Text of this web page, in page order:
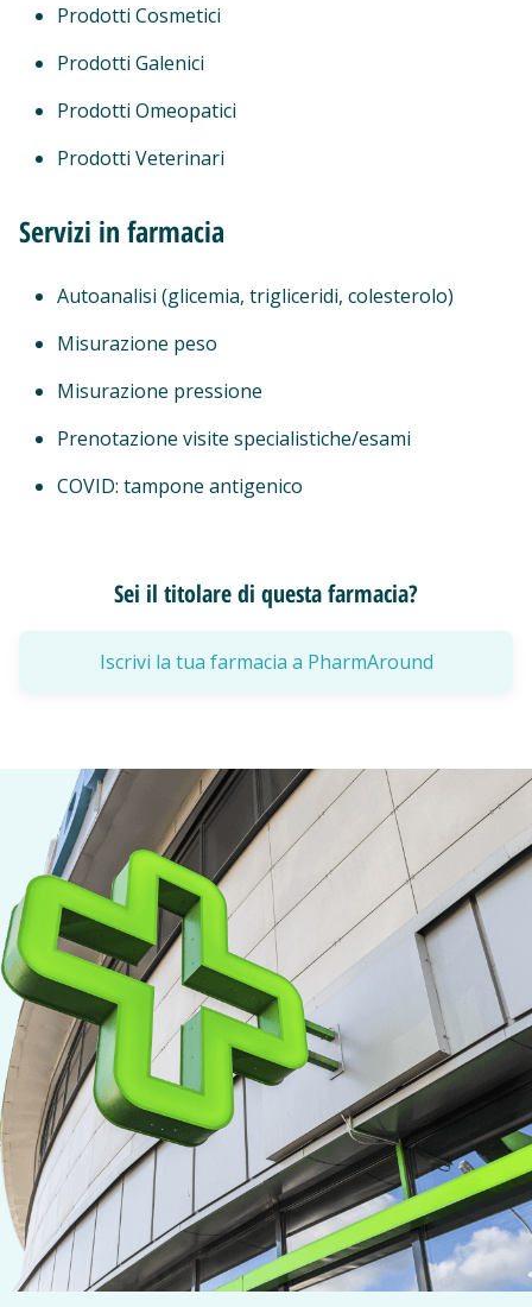
Prodotti Cosmetici
Prodotti Galenici
Prodotti Omeopatici
Prodotti Veterinari
Servizi in farmacia
Autoanalisi (glicemia, trigliceridi, colesterolo)
Misurazione peso
Misurazione pressione
Prenotazione visite specialistiche/esami
COVID: tampone antigenico
Sei il titolare di questa farmacia?
Iscrivi la tua farmacia a PharmAround